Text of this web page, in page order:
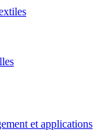
et applications